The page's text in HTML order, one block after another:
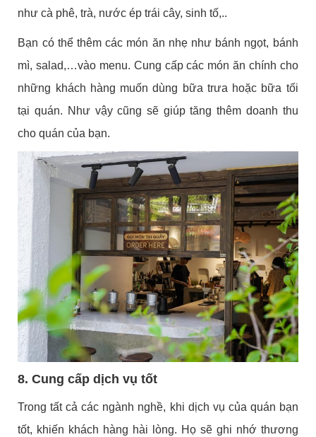
như cà phê, trà, nước ép trái cây, sinh tố,..
Bạn có thể thêm các món ăn nhẹ như bánh ngọt, bánh
mì, salad,…vào menu. Cung cấp các món ăn chính cho
những khách hàng muốn dùng bữa trưa hoặc bữa tối
tại quán. Như vậy cũng sẽ giúp tăng thêm doanh thu
cho quán của bạn.
8. Cung cấp dịch vụ tốt
Trong tất cả các ngành nghề, khi dịch vụ của quán bạn
tốt, khiến khách hàng hài lòng. Họ sẽ ghi nhớ thương